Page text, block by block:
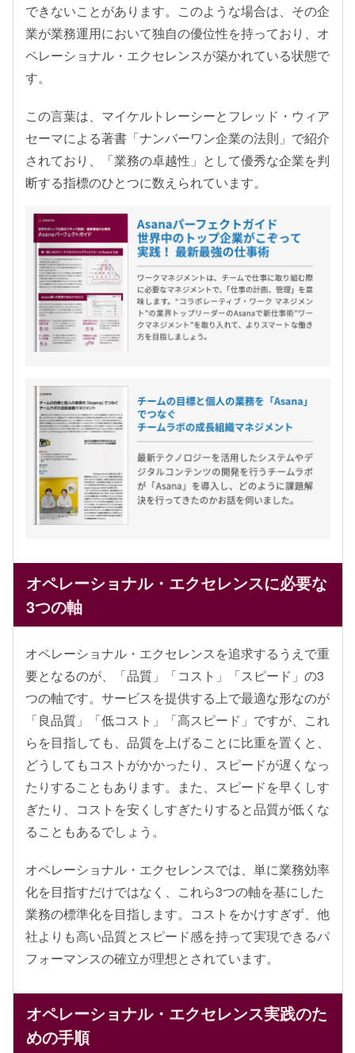
できないことがあります。このような場合は、その企
業が業務運用において独自の優位性を持っており、オ
ペレーショナル・エクセレンスが築かれている状態で
す。
この言葉は、マイケルトレーシーとフレッド・ウィア
セーマによる著書「ナンバーワン企業の法則」で紹介
されており、「業務の卓越性」として優秀な企業を判
断する指標のひとつに数えられています。
オペレーショナル・エクセレンスに必要な
3つの軸
オペレーショナル・エクセレンスを追求するうえで重
要となるのが、「品質」「コスト」「スピード」の3
つの軸です。サービスを提供する上で最適な形なのが
「良品質」「低コスト」「高スピード」ですが、これ
らを目指しても、品質を上げることに比重を置くと、
どうしてもコストがかかったり、スピードが遅くなっ
たりすることもあります。また、スピードを早くしす
ぎたり、コストを安くしすぎたりすると品質が低くな
ることもあるでしょう。
オペレーショナル・エクセレンスでは、単に業務効率
化を目指すだけではなく、これら3つの軸を基にした
業務の標準化を目指します。コストをかけすぎず、他
社よりも高い品質とスピード感を持って実現できるパ
フォーマンスの確立が理想とされています。
オペレーショナル・エクセレンス実践のた
めの手順